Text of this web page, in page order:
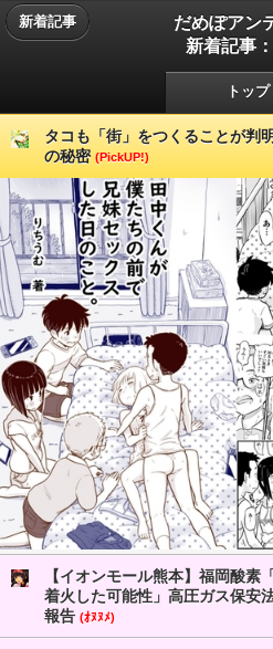
新着記事
だめぽアン
新着記事：
トップ
タコも「街」をつくることが判
の秘密 (PickUP!)
【イオンモール熊本】福岡酸素
着火した可能性」高圧ガス保安
報告 (ｵﾇﾇﾒ)